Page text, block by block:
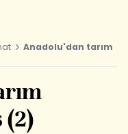
çalıştı. Enerji,
bu yana Bloomberg
Bloomberg HT
ve Mevsiminde
İrfan Donat,
ve gıda
Anadolu'dan tarım
(2)